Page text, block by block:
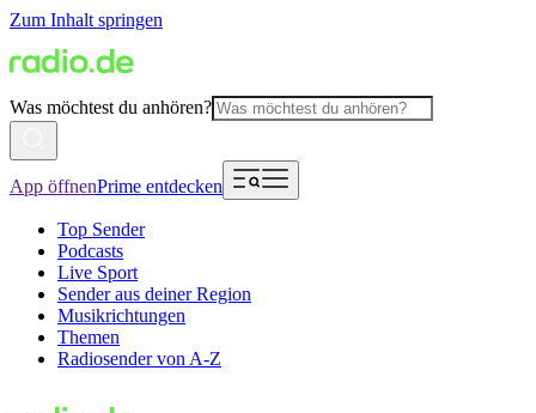
Zum Inhalt springen
Was möchtest du anhören?
App öffnenPrime entdecken
Top Sender
Podcasts
Live Sport
Sender aus deiner Region
Musikrichtungen
Themen
Radiosender von A-Z